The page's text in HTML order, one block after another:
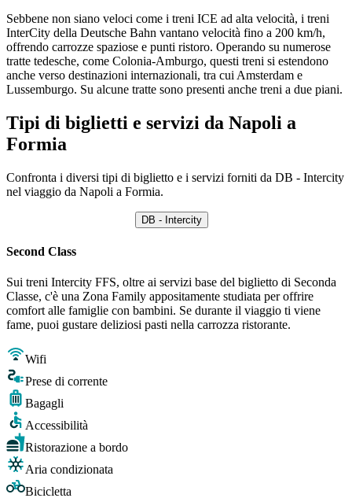
Sebbene non siano veloci come i treni ICE ad alta velocità, i treni
InterCity della Deutsche Bahn vantano velocità fino a 200 km/h,
offrendo carrozze spaziose e punti ristoro. Operando su numerose
tratte tedesche, come Colonia-Amburgo, questi treni si estendono
anche verso destinazioni internazionali, tra cui Amsterdam e
Lussemburgo. Su alcune tratte sono presenti anche treni a due piani.
Tipi di biglietti e servizi da Napoli a
Formia
Confronta i diversi tipi di biglietto e i servizi forniti da DB - Intercity
nel viaggio da Napoli a Formia.
DB - Intercity
Second Class
Sui treni Intercity FFS, oltre ai servizi base del biglietto di Seconda
Classe, c'è una Zona Family appositamente studiata per offrire
comfort alle famiglie con bambini. Se durante il viaggio ti viene
fame, puoi gustare deliziosi pasti nella carrozza ristorante.
Wifi
Prese di corrente
Bagagli
Accessibilità
Ristorazione a bordo
Aria condizionata
Bicicletta